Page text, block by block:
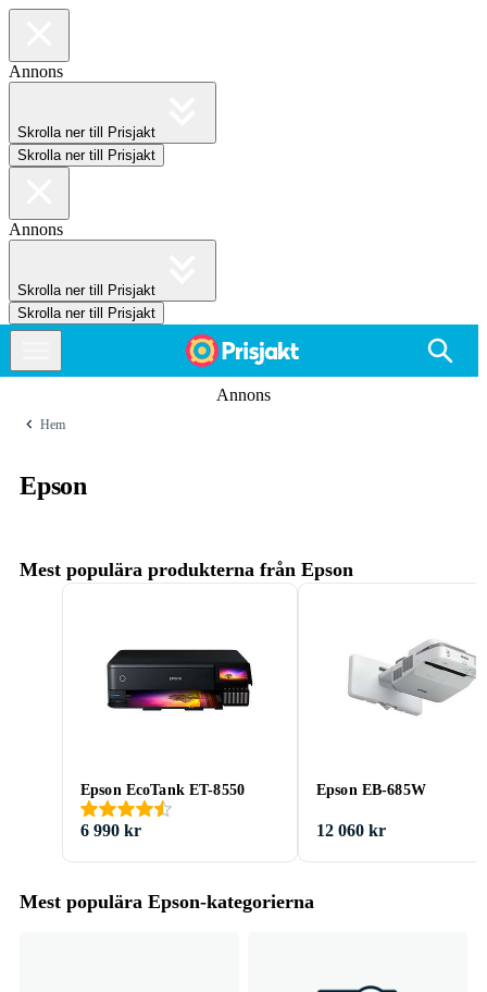
Annons
Skrolla ner till Prisjakt
Skrolla ner till Prisjakt
Annons
Skrolla ner till Prisjakt
Skrolla ner till Prisjakt
Annons
Hem
Epson
Mest populära produkterna från Epson
Epson EcoTank ET-8550
6 990 kr
Epson EB-685W
12 060 kr
Mest populära Epson-kategorierna